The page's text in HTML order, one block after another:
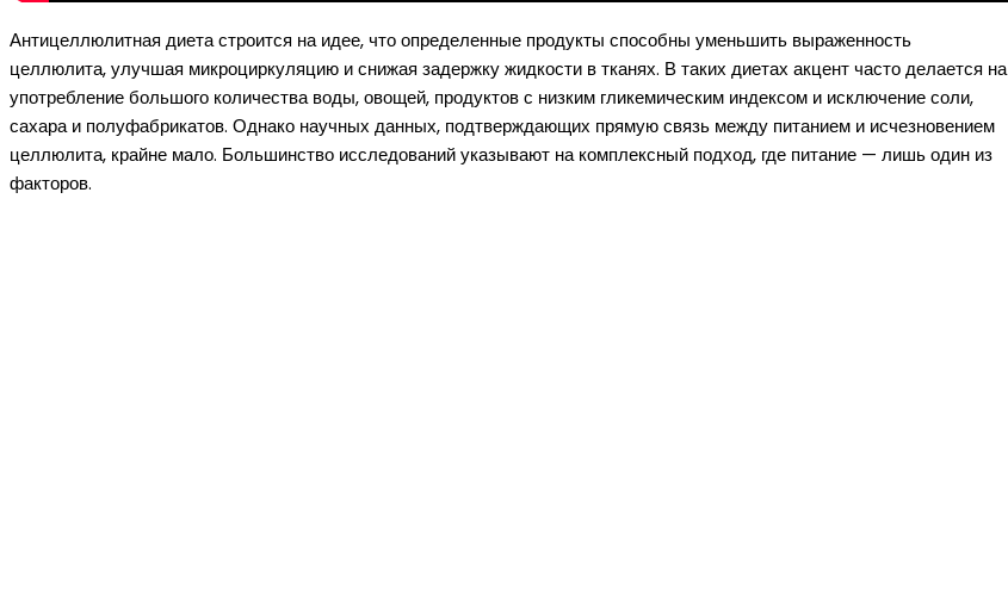
Антицеллюлитная диета строится на идее, что определенные продукты способны уменьшить выраженность
целлюлита, улучшая микроциркуляцию и снижая задержку жидкости в тканях. В таких диетах акцент часто делается на
употребление большого количества воды, овощей, продуктов с низким гликемическим индексом и исключение соли,
сахара и полуфабрикатов. Однако научных данных, подтверждающих прямую связь между питанием и исчезновением
целлюлита, крайне мало. Большинство исследований указывают на комплексный подход, где питание — лишь один из
факторов.